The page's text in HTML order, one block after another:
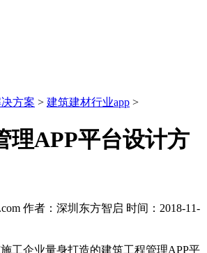
方案 > 建筑建材行业app >
理APP平台设计方
作者：深圳东方智启 时间：2018-11-
工企业量身打造的建筑工程管理APP平